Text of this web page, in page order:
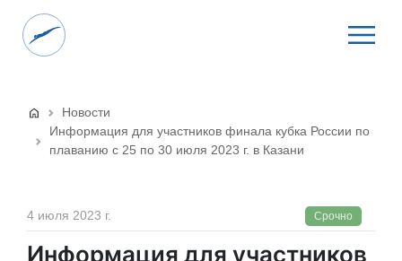
Новости
Информация для участников финала кубка России по
плаванию с 25 по 30 июля 2023 г. в Казани
4 июля 2023 г. Срочно
Информация для участников